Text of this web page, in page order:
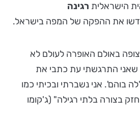
הישראלית רגינה
את ההפקה של המפה בישראל.
באולם האופרה לעולם לא
שאני התרגשתי עת כתבי את
בוהם'. אני נשברתי ובכיתי כמו
בצורה בלתי רגילה" (ג'קומו